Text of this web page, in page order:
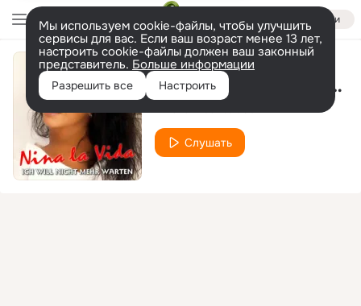
Войти
Мы используем cookie-файлы, чтобы улучшить
сервисы для вас. Если ваш возраст менее 13 лет,
настроить cookie-файлы должен ваш законный
представитель. Больше информации
Разрешить все Настроить Ich will nicht mehr warten (Jelfi Remix)
Слушать